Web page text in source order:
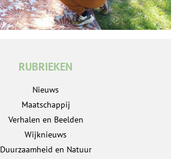
RUBRIEKEN
Nieuws
Maatschappij
Verhalen en Beelden
Wijknieuws
Duurzaamheid en Natuur